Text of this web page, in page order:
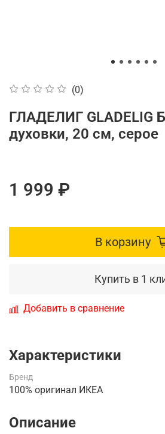
(0)
ГЛАДЕЛИГ GLADELIG
духовки, 20 см, серое
1 999 ₽
В корзину
Купить в 1
Добавить в сравнение
Характеристики
Бренд
100% оригинал ИКЕА
Описание